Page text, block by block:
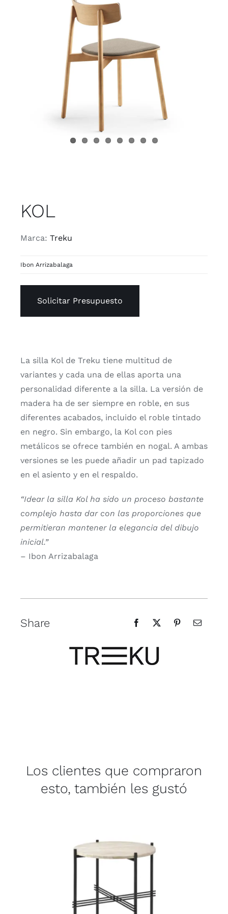
Juvenil
Accesorios
Tiendas
KOL
Marca: Treku
Ibon Arrizabalaga
Solicitar Presupuesto
La silla Kol de Treku tiene multitud de
variantes y cada una de ellas aporta una
personalidad diferente a la silla. La versión de
madera ha de ser siempre en roble, en sus
diferentes acabados, incluido el roble tintado
en negro. Sin embargo, la Kol con pies
metálicos se ofrece también en nogal. A ambas
versiones se les puede añadir un pad tapizado
en el asiento y en el respaldo.
“Idear la silla Kol ha sido un proceso bastante
complejo hasta dar con las proporciones que
permitieran mantener la elegancia del dibujo
inicial.”
– Ibon Arrizabalaga
Share
Los clientes que compraron
esto, también les gustó